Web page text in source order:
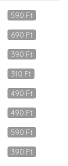
590 Ft
690 Ft
390 Ft
310 Ft
490 Ft
490 Ft
590 Ft
390 Ft